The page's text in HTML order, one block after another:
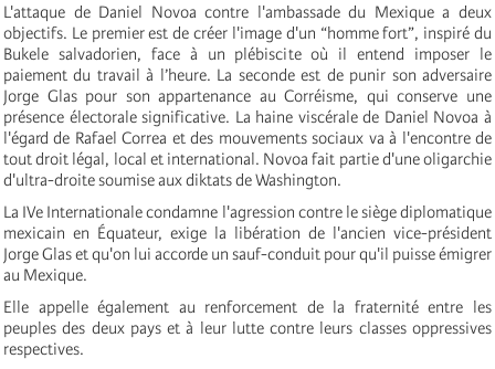
L'attaque de Daniel Novoa contre l'ambassade du Mexique a deux
objectifs. Le premier est de créer l'image d'un “homme fort”, inspiré du
Bukele salvadorien, face à un plébiscite où il entend imposer le
paiement du travail à l’heure. La seconde est de punir son adversaire
Jorge Glas pour son appartenance au Corréisme, qui conserve une
présence électorale significative. La haine viscérale de Daniel Novoa à
l'égard de Rafael Correa et des mouvements sociaux va à l'encontre de
tout droit légal, local et international. Novoa fait partie d'une oligarchie
d'ultra-droite soumise aux diktats de Washington.
La IVe Internationale condamne l'agression contre le siège diplomatique
mexicain en Équateur, exige la libération de l'ancien vice-président
Jorge Glas et qu'on lui accorde un sauf-conduit pour qu'il puisse émigrer
au Mexique.
Elle appelle également au renforcement de la fraternité entre les
peuples des deux pays et à leur lutte contre leurs classes oppressives
respectives.